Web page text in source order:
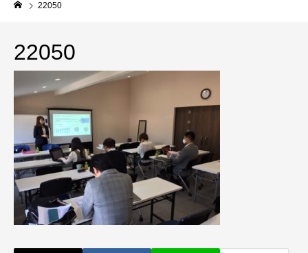
22050
22050